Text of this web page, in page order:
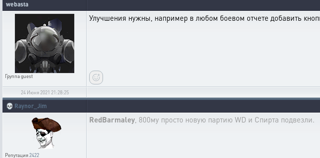
webasta
Группаguest
Улучшения нужны, например в любом боевом отчете добавить
24 Июня 2021 21:28:25
💀 Raynor_Jim
Репутация2422
RedBarmaley, 800му просто новую партию WD и Спирта подвезли.